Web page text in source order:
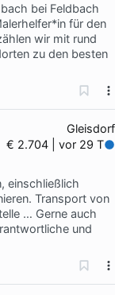
bei Feldbach
für den
wir mit rund
zu den besten
Gleisdorf
€ 2.704 | vor 29 T
einschließlich
Transport von
… Gerne auch
und